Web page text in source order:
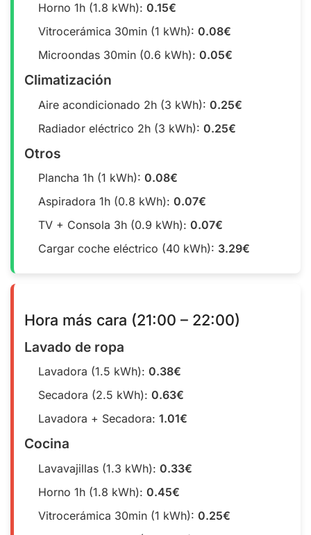
Horno 1h (1.8 kWh): 0.15€
Vitrocerámica 30min (1 kWh): 0.08€
Microondas 30min (0.6 kWh): 0.05€
Climatización
Aire acondicionado 2h (3 kWh): 0.25€
Radiador eléctrico 2h (3 kWh): 0.25€
Otros
Plancha 1h (1 kWh): 0.08€
Aspiradora 1h (0.8 kWh): 0.07€
TV + Consola 3h (0.9 kWh): 0.07€
Cargar coche eléctrico (40 kWh): 3.29€
Hora más cara (21:00 – 22:00)
Lavado de ropa
Lavadora (1.5 kWh): 0.38€
Secadora (2.5 kWh): 0.63€
Lavadora + Secadora: 1.01€
Cocina
Lavavajillas (1.3 kWh): 0.33€
Horno 1h (1.8 kWh): 0.45€
Vitrocerámica 30min (1 kWh): 0.25€